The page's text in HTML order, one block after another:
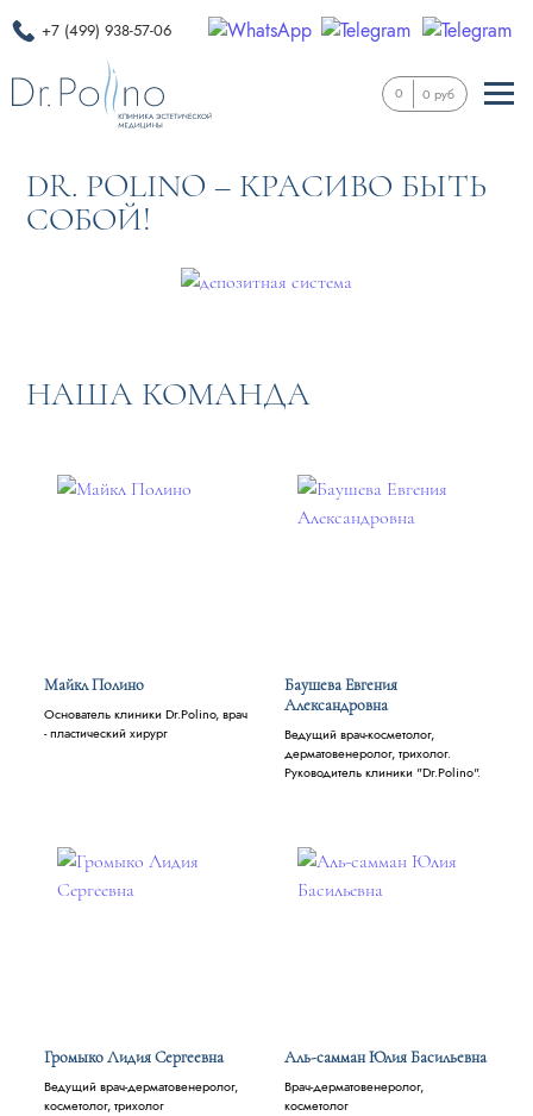
+7 (499) 938-57-06
0 0 руб
DR. POLINO – КРАСИВО БЫТЬ
СОБОЙ!
НАША КОМАНДА
Майкл Полино
Основатель клиники Dr.Polino, врач
- пластический хирург
Баушева Евгения
Александровна
Ведущий врач-косметолог,
дерматовенеролог, трихолог.
Руководитель клиники "Dr.Polino".
Громыко Лидия Сергеевна
Ведущий врач-дерматовенеролог,
косметолог, трихолог
Аль-самман Юлия Басильевна
Врач-дерматовенеролог,
косметолог